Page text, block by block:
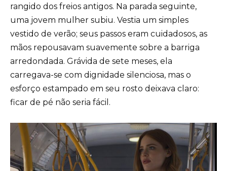
rangido dos freios antigos. Na parada seguinte,
uma jovem mulher subiu. Vestia um simples
vestido de verão; seus passos eram cuidadosos, as
mãos repousavam suavemente sobre a barriga
arredondada. Grávida de sete meses, ela
carregava-se com dignidade silenciosa, mas o
esforço estampado em seu rosto deixava claro:
ficar de pé não seria fácil.